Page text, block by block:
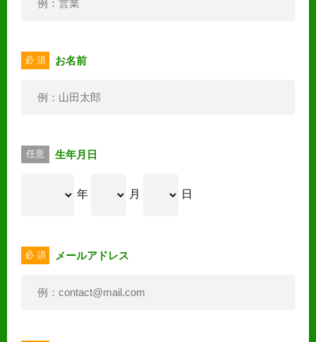
必 須 お名前
任意 生年月日
年 月 日
必 須 メールアドレス